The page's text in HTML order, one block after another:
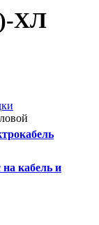
ХЛ
кабель и